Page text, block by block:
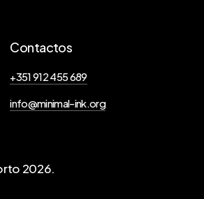
Contactos
+351 912 455 689
info@minimal-ink.org
2026.